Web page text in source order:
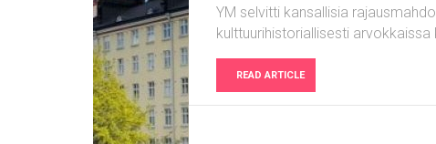
YM selvitti kansallisia
kulttuurihistoriallisesti arvokkaissa
READ ARTICLE